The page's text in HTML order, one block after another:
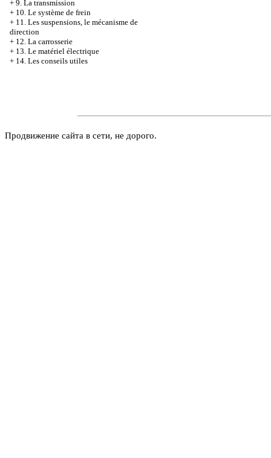
+ 9. La transmission
+ 10. Le système de frein
+ 11. Les suspensions, le mécanisme de
direction
+ 12. La carrosserie
+ 13. Le matériel électrique
+ 14. Les conseils utiles
Продвижение сайта в сети, не дорого.